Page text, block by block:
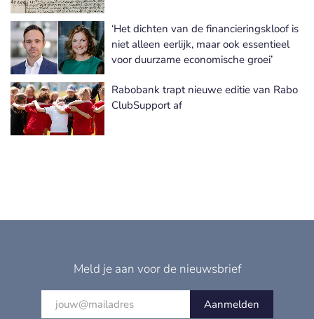
‘Het dichten van de financieringskloof is
niet alleen eerlijk, maar ook essentieel
voor duurzame economische groei’
Rabobank trapt nieuwe editie van Rabo
ClubSupport af
Meld je aan voor de nieuwsbrief
Aanmelden